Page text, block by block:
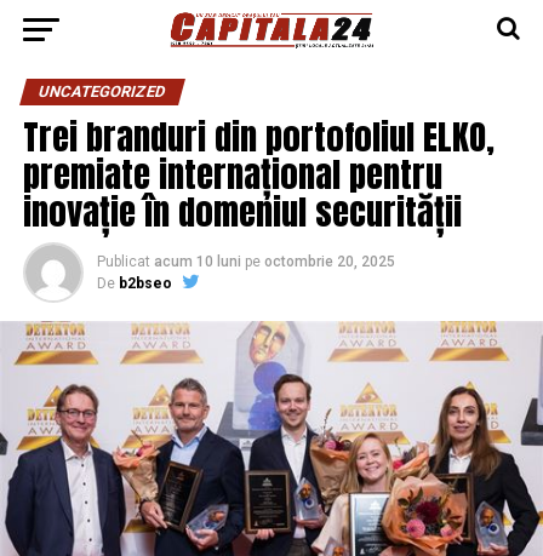
UNCATEGORIZED
Trei branduri din portofoliul ELKO,
premiate internațional pentru
inovație în domeniul securității
Publicat acum 10 luni pe octombrie 20, 2025
De b2bseo